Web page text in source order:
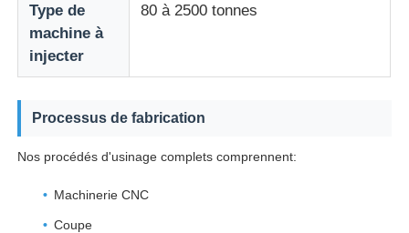
Moule de dévissage
Moulures pour appareils électroménagers
Moulage par injection d'Overmolding
Type de
machine à
injecter
80 à 2500 tonnes
Processus de fabrication
Nos procédés d'usinage complets comprennent:
Machinerie CNC
Coupe